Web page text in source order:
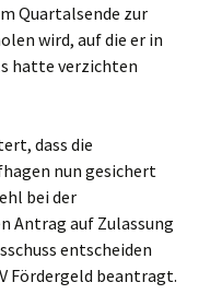
Quartalsende zur
wird, auf die er in
hatte verzichten
dass die
nun gesichert
bei der
Antrag auf Zulassung
entscheiden
Fördergeld beantragt.